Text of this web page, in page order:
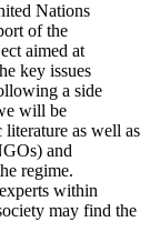
Nations
of the
aimed at
key issues
a side
will be
as well as
and
regime.
within
may find the